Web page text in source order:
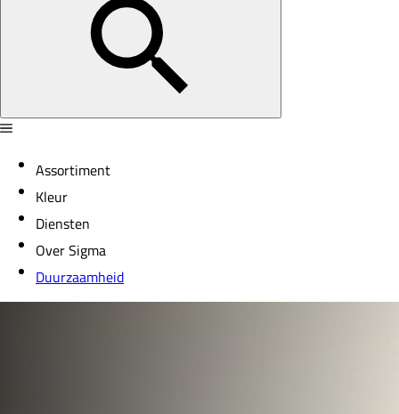
Assortiment
Kleur
Diensten
Over Sigma
Duurzaamheid